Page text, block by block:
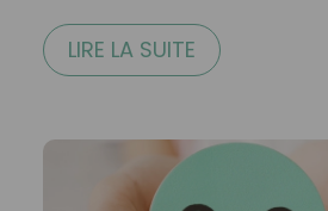
LIRE LA SUITE